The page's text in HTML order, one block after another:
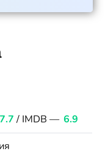
7.7 / IMDB — 6.9